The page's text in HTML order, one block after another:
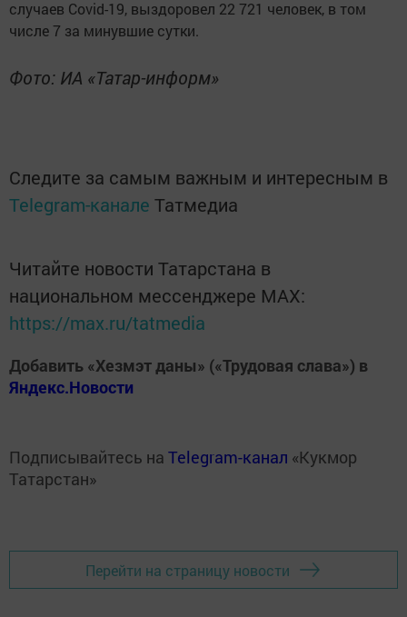
случаев Covid-19, выздоровел 22 721 человек, в том
числе 7 за минувшие сутки.
Фото: ИА «Татар-информ»
Следите за самым важным и интересным в
Telegram-канале Татмедиа
Читайте новости Татарстана в
национальном мессенджере MАХ:
https://max.ru/tatmedia
Добавить «Хезмэт даны» («Трудовая слава») в
Яндекс.Новости
Подписывайтесь на Telegram-канал «Кукмор
Татарстан»
Перейти на страницу новости